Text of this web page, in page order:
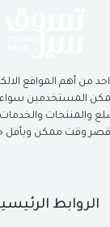
من أهم المواقع
تمكن المستخدمين
والمنتجات والخدمات
وقت ممكن وبأقل
الروابط